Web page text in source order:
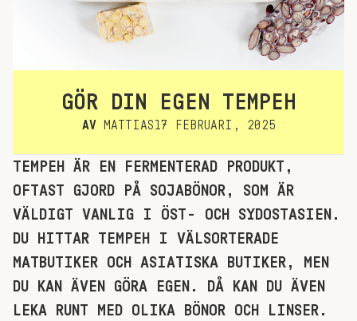
GÖR DIN EGEN TEMPEH
AV MATTIAS 17 FEBRUARI, 2025
TEMPEH ÄR EN FERMENTERAD PRODUKT,
OFTAST GJORD PÅ SOJABÖNOR, SOM ÄR
VÄLDIGT VANLIG I ÖST- OCH SYDOSTASIEN.
DU HITTAR TEMPEH I VÄLSORTERADE
MATBUTIKER OCH ASIATISKA BUTIKER, MEN
DU KAN ÄVEN GÖRA EGEN. DÅ KAN DU ÄVEN
LEKA RUNT MED OLIKA BÖNOR OCH LINSER.